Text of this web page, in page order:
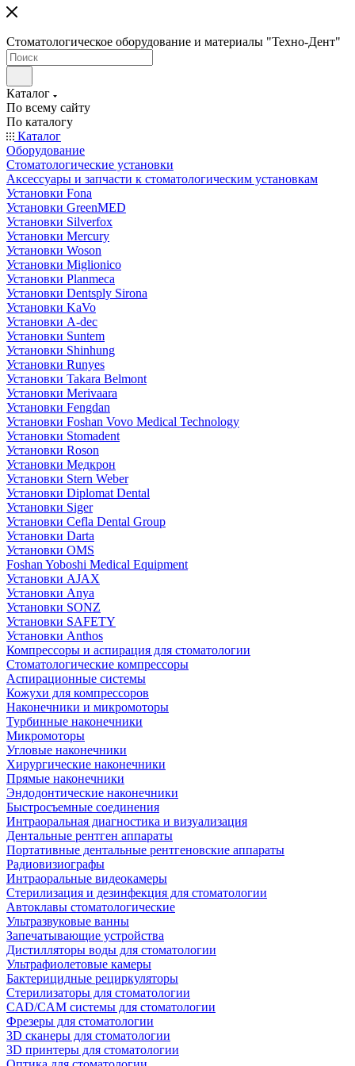
Стоматологическое оборудование и материалы "Техно-Дент"
Каталог
По всему сайту
По каталогу
Каталог
Оборудование
Стоматологические установки
Аксессуары и запчасти к стоматологическим установкам
Установки Fona
Установки GreenMED
Установки Silverfox
Установки Mercury
Установки Woson
Установки Miglionico
Установки Planmeca
Установки Dentsply Sirona
Установки KaVo
Установки A-dec
Установки Suntem
Установки Shinhung
Установки Runyes
Установки Takara Belmont
Установки Merivaara
Установки Fengdan
Установки Foshan Vovo Medical Technology
Установки Stomadent
Установки Roson
Установки Медкрон
Установки Stern Weber
Установки Diplomat Dental
Установки Siger
Установки Cefla Dental Group
Установки Darta
Установки OMS
Foshan Yoboshi Medical Equipment
Установки AJAX
Установки Anya
Установки SONZ
Установки SAFETY
Установки Anthos
Компрессоры и аспирация для стоматологии
Стоматологические компрессоры
Аспирационные системы
Кожухи для компрессоров
Наконечники и микромоторы
Турбинные наконечники
Микромоторы
Угловые наконечники
Хирургические наконечники
Прямые наконечники
Эндодонтические наконечники
Быстросъемные соединения
Интраоральная диагностика и визуализация
Дентальные рентген аппараты
Портативные дентальные рентгеновские аппараты
Радиовизиографы
Интраоральные видеокамеры
Стерилизация и дезинфекция для стоматологии
Автоклавы стоматологические
Ультразвуковые ванны
Запечатывающие устройства
Дистилляторы воды для стоматологии
Ультрафиолетовые камеры
Бактерицидные рециркуляторы
Стерилизаторы для стоматологии
CAD/CAM системы для стоматологии
Фрезеры для стоматологии
3D cканеры для стоматологии
3D принтеры для стоматологии